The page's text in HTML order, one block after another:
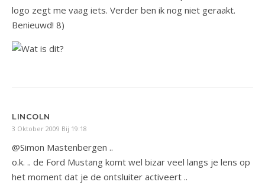
logo zegt me vaag iets. Verder ben ik nog niet geraakt.
Benieuwd! 8)
LINCOLN
3 Oktober 2009 Bij 19:18
@Simon Mastenbergen ..
o.k. .. de Ford Mustang komt wel bizar veel langs je lens op
het moment dat je de ontsluiter activeert ..